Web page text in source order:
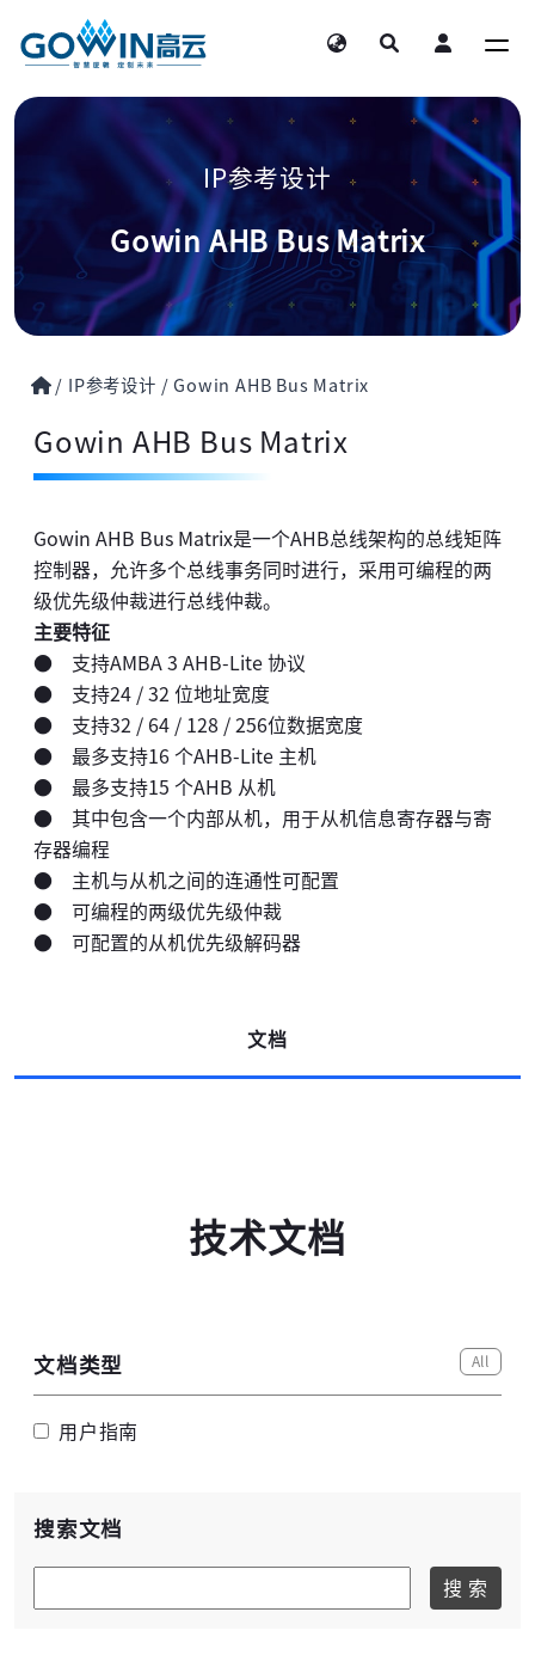
IP参考设计
Gowin AHB Bus Matrix
/ IP参考设计 /Gowin AHB Bus Matrix
Gowin AHB Bus Matrix
Gowin AHB Bus Matrix是一个AHB总线架构的总线矩阵
控制器，允许多个总线事务同时进行，采用可编程的两
级优先级仲裁进行总线仲裁。
主要特征
● 支持AMBA 3 AHB-Lite 协议
● 支持24 / 32 位地址宽度
● 支持32 / 64 / 128 / 256位数据宽度
● 最多支持16 个AHB-Lite 主机
● 最多支持15 个AHB 从机
● 其中包含一个内部从机，用于从机信息寄存器与寄
存器编程
● 主机与从机之间的连通性可配置
● 可编程的两级优先级仲裁
● 可配置的从机优先级解码器
文档
技术文档
文档类型 All
用户指南
搜索文档
搜 索